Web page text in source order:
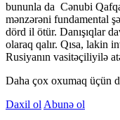
bununla da Cənubi
mənzərəni fundamental
dörd il ötür. Danışıqlar
olaraq qalır. Qısa, lakin
Rusiyanın vasitəçiliyilə
Daha çox oxumaq üçün
Daxil ol Abunə ol